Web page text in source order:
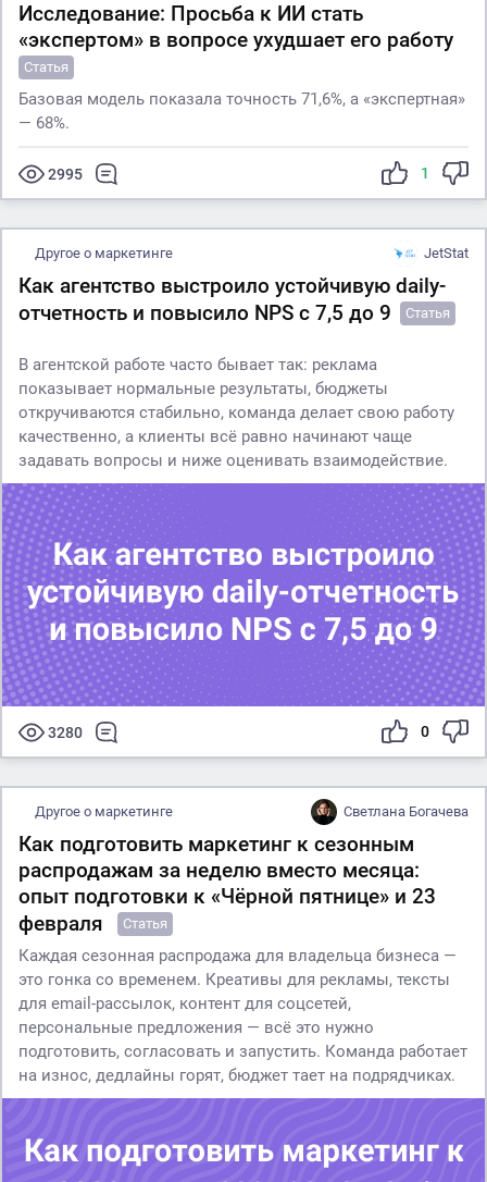
Исследование: Просьба к ИИ стать
«экспертом» в вопросе ухудшает его работу
Статья
Базовая модель показала точность 71,6%, а «экспертная»
— 68%.
2995 1
Другое о маркетинге JetStat
Как агентство выстроило устойчивую daily-
отчетность и повысило NPS с 7,5 до 9
Статья
В агентской работе часто бывает так: реклама
показывает нормальные результаты, бюджеты
откручиваются стабильно, команда делает свою работу
качественно, а клиенты всё равно начинают чаще
задавать вопросы и ниже оценивать взаимодействие.
3280 0
Другое о маркетинге Светлана Богачева
Как подготовить маркетинг к сезонным
распродажам за неделю вместо месяца:
опыт подготовки к «Чёрной пятнице» и 23
февраля
Статья
Каждая сезонная распродажа для владельца бизнеса —
это гонка со временем. Креативы для рекламы, тексты
для email-рассылок, контент для соцсетей,
персональные предложения — всё это нужно
подготовить, согласовать и запустить. Команда работает
на износ, дедлайны горят, бюджет тает на подрядчиках.